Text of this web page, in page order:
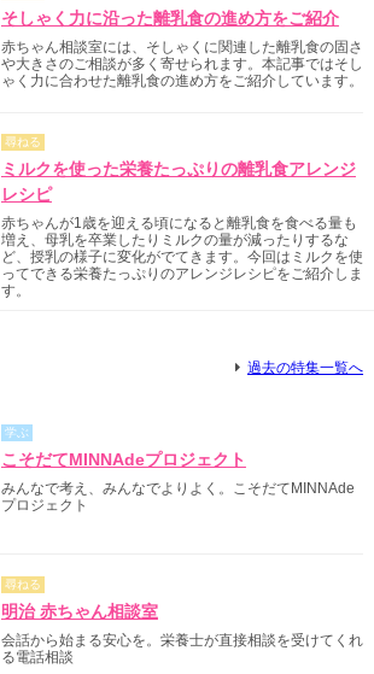
そしゃく力に沿った離乳食の進め方をご紹介
赤ちゃん相談室には、そしゃくに関連した離乳食の固さ
や大きさのご相談が多く寄せられます。本記事ではそし
ゃく力に合わせた離乳食の進め方をご紹介しています。
尋ねる
ミルクを使った栄養たっぷりの離乳食アレンジ
レシピ
赤ちゃんが1歳を迎える頃になると離乳食を食べる量も
増え、母乳を卒業したりミルクの量が減ったりするな
ど、授乳の様子に変化がでてきます。今回はミルクを使
ってできる栄養たっぷりのアレンジレシピをご紹介しま
す。
過去の特集一覧へ
学ぶ
こそだてMINNAdeプロジェクト
みんなで考え、みんなでよりよく。こそだてMINNAde
プロジェクト
尋ねる
明治 赤ちゃん相談室
会話から始まる安心を。栄養士が直接相談を受けてくれ
る電話相談